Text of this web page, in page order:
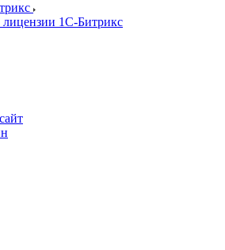
1С-Битрикс